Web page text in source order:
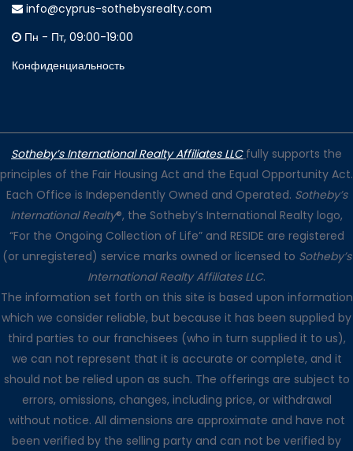
info@cyprus-sothebysrealty.com
Пн - Пт, 09:00-19:00
Конфиденциальность
Sotheby’s International Realty Affiliates LLC fully supports the
principles of the Fair Housing Act and the Equal Opportunity Act.
Each Office is Independently Owned and Operated. Sotheby’s
International Realty®, the Sotheby’s International Realty logo,
“For the Ongoing Collection of Life” and RESIDE are registered
(or unregistered) service marks owned or licensed to Sotheby’s
International Realty Affiliates LLC.
The information set forth on this site is based upon information
which we consider reliable, but because it has been supplied by
third parties to our franchisees (who in turn supplied it to us),
we can not represent that it is accurate or complete, and it
should not be relied upon as such. The offerings are subject to
errors, omissions, changes, including price, or withdrawal
without notice. All dimensions are approximate and have not
been verified by the selling party and can not be verified by